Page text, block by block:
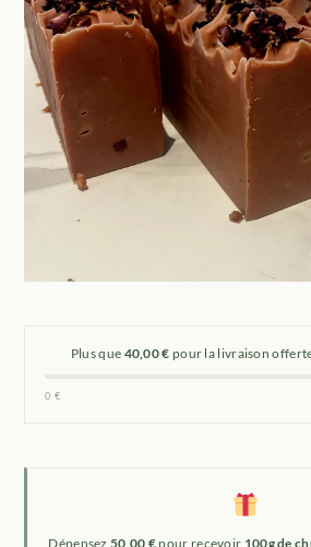
Plus que 40,00 € pour la livraison
0 €
Dépensez50,00 €pour recevoir 100g de